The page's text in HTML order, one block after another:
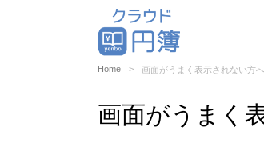
Home 画面がうまく表示されない方へ
画面がうまく